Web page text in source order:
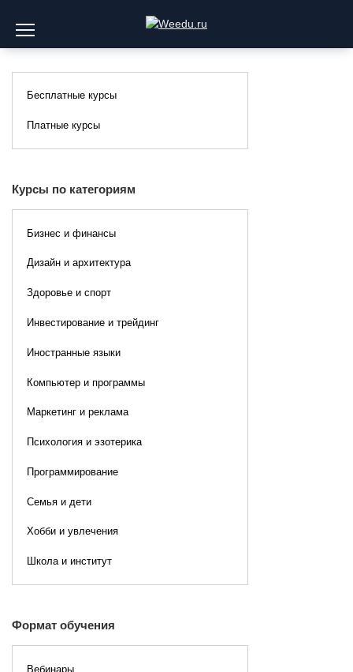
содержанию
Бесплатные курсы
Платные курсы
Курсы по категориям
Бизнес и финансы
Дизайн и архитектура
Здоровье и спорт
Инвестирование и трейдинг
Иностранные языки
Компьютер и программы
Маркетинг и реклама
Психология и эзотерика
Программирование
Семья и дети
Хобби и увлечения
Школа и институт
Формат обучения
Вебинары